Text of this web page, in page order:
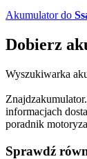
Akumulator do
Dobierz
Wyszukiwarka
informacjach
poradnik
Sprawdź